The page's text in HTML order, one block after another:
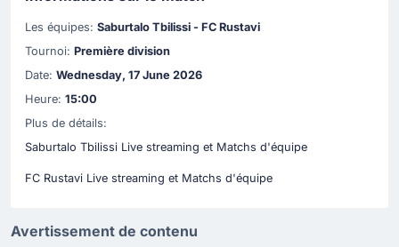
Les équipes: Saburtalo Tbilissi - FC Rustavi
Tournoi: Première division
Date: Wednesday, 17 June 2026
Heure: 15:00
Plus de détails:
Saburtalo Tbilissi Live streaming et Matchs d'équipe
FC Rustavi Live streaming et Matchs d'équipe
Avertissement de contenu